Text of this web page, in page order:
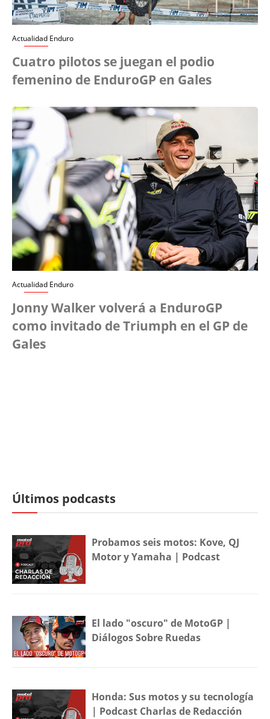
Actualidad Enduro
Cuatro pilotos se juegan el podio
femenino de EnduroGP en Gales
Actualidad Enduro
Jonny Walker volverá a EnduroGP
como invitado de Triumph en el GP de
Gales
Últimos podcasts
Probamos seis motos: Kove, QJ
Motor y Yamaha | Podcast
El lado "oscuro" de MotoGP |
Diálogos Sobre Ruedas
Honda: Sus motos y su tecnología
| Podcast Charlas de Redacción